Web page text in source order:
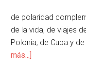
de polaridad
de la vida, de viajes
Polonia, de Cuba y
más...]